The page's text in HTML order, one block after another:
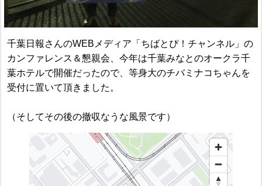
千葉日報さんのWEBメディア「ちばとぴ！チャンネル」の
カンファレンス＆懇親会、今年は千葉みなとのオークラ千
葉ホテルで開催だったので、等身大のチバミナコちゃんを
受付に置いて頂きました。
（そしてその後の撤収なうな風景です）